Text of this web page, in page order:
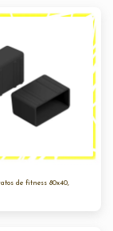
de fitness 80x40,